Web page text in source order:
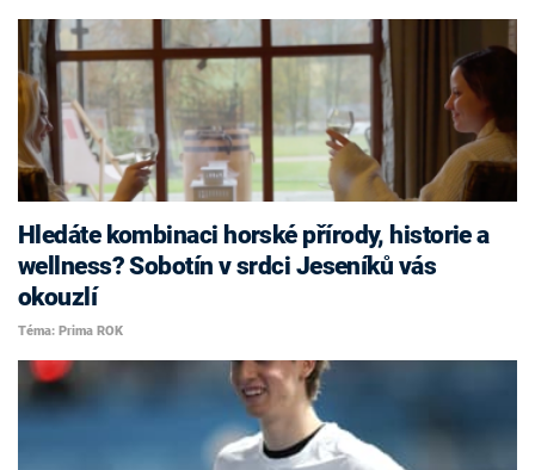
Hledáte kombinaci horské přírody, historie a
wellness? Sobotín v srdci Jeseníků vás
okouzlí
Téma: Prima ROK